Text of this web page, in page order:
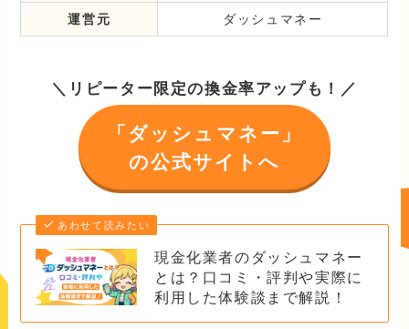
運営元 ダッシュマネー
＼リピーター限定の換金率アップも！／
「ダッシュマネー」
の公式サイトへ
あわせて読みたい
現金化業者のダッシュマネー
とは？口コミ・評判や実際に
利用した体験談まで解説！